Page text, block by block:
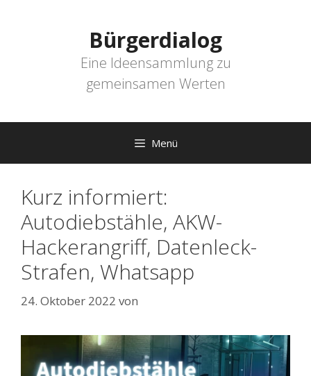
Bürgerdialog
Eine Ideensammlung zu
gemeinsamen Werten
Menü
Kurz informiert:
Autodiebstähle, AKW-
Hackerangriff, Datenleck-
Strafen, Whatsapp
24. Oktober 2022 von